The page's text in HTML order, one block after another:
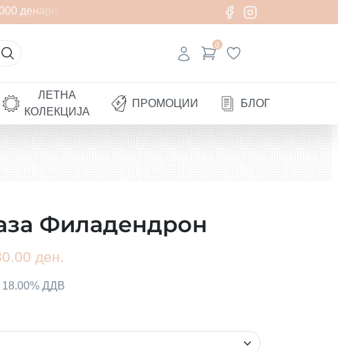
денари
0
ЛЕТНА
КОЛЕКЦИЈА
ПРОМОЦИИ БЛОГ
Филадендрон
ден.
18.00% ДДВ